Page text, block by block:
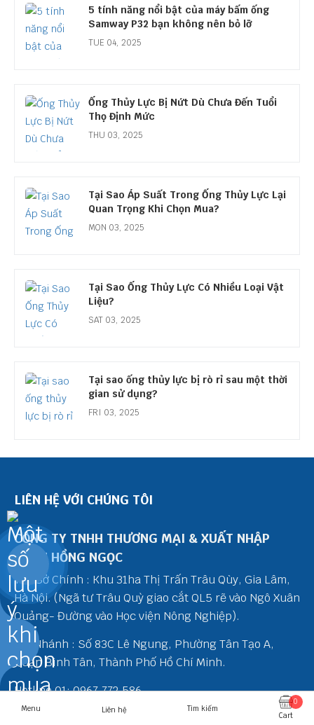
Menu Liên hệ Tìm kiếm
0
Cart
5 tính năng nổi bật của máy bấm ống
Samway P32 bạn không nên bỏ lỡ
TUE 04, 2025
Ống Thủy Lực Bị Nứt Dù Chưa Đến Tuổi
Thọ Định Mức
THU 03, 2025
Tại Sao Áp Suất Trong Ống Thủy Lực Lại
Quan Trọng Khi Chọn Mua?
MON 03, 2025
Tại Sao Ống Thủy Lực Có Nhiều Loại Vật
Liệu?
SAT 03, 2025
Tại sao ống thủy lực bị rò rỉ sau một thời
gian sử dụng?
FRI 03, 2025
LIÊN HỆ VỚI CHÚNG TÔI
CÔNG TY TNHH THƯƠNG MẠI & XUẤT NHẬP
KHẨU HỒNG NGỌC
Trụ Sở Chính : Khu 31ha Thị Trấn Trâu Qùy, Gia Lâm,
Hà Nội. (Ngã tư Trâu Quỳ giao cắt QL5 rẽ vào Ngô Xuân
Quảng- Đường vào Học viện Nông Nghiệp).
Chi Nhánh : Số 83C Lê Ngung, Phường Tân Tạo A,
Quận Bình Tân, Thành Phố Hồ Chí Minh.
Hotline 01: 0967.772.586
Hotline 02: 0868.107.515
0868107515